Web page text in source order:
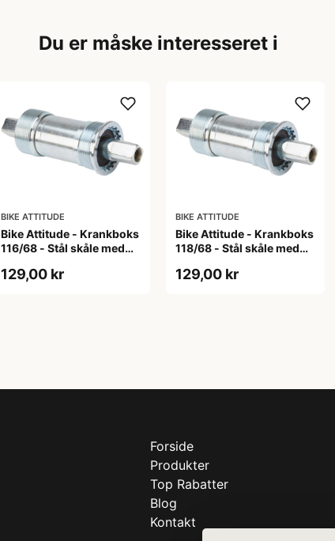
Du er måske interesseret i
BIKE ATTITUDE
Bike Attitude - Krankboks
116/68 - Stål skåle med
129,00 kr
BIKE ATTITUDE
Bike Attitude - Krankboks
118/68 - Stål skåle med
129,00 kr
Forside
Produkter
Top Rabatter
Blog
Kontakt